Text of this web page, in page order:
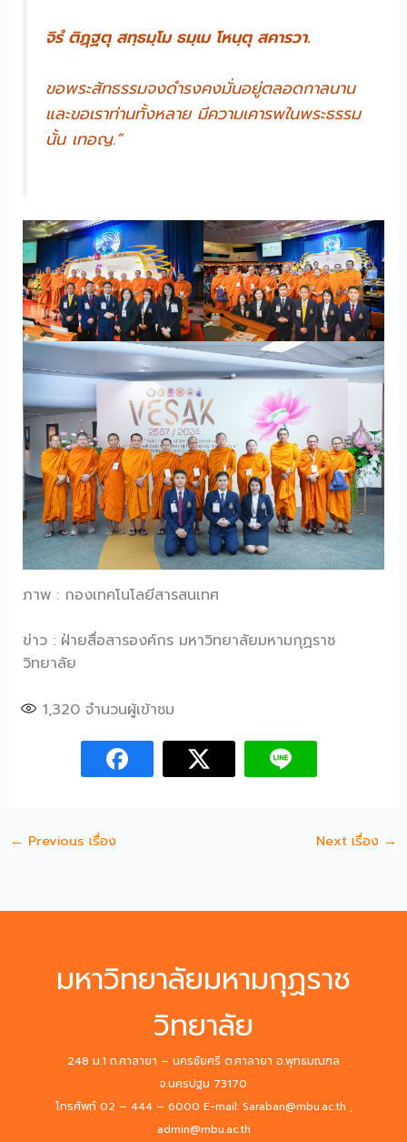
จิรํ ติฏฺฐตุ สทฺธมฺโม ธมฺเม โหนฺตุ สคารวา.
ขอพระสัทธรรมจงดำรงคงมั่นอยู่ตลอดกาลนาน
และขอเราท่านทั้งหลาย มีความเคารพในพระธรรม
นั้น เทอญ.“
ภาพ : กองเทคโนโลยีสารสนเทศ
ข่าว : ฝ่ายสื่อสารองค์กร มหาวิทยาลัยมหามกุฏราช
วิทยาลัย
1,320จำนวนผู้เข้าชม
← Previous เรื่อง Next เรื่อง →
มหาวิทยาลัยมหามกุฏราช
วิทยาลัย
248 ม.1 ถ.ศาลายา – นครชัยศรี ต.ศาลายา อ.พุทธมณฑล
จ.นครปฐม 73170
โทรศัพท์ 02 – 444 – 6000 E-mail: Saraban@mbu.ac.th ,
admin@mbu.ac.th